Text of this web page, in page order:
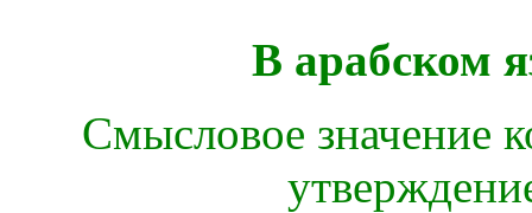
В арабском
Смысловое значение